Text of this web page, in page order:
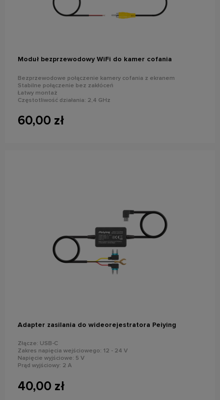
Moduł bezprzewodowy WiFi do kamer cofania
Bezprzewodowe połączenie kamery cofania z ekranem
Stabilne połączenie bez zakłóceń
Łatwy montaż
Częstotliwość działania: 2,4 GHz
60,00 zł
do koszyka
Adapter zasilania do wideorejestratora Peiying
Złącze: USB-C
Zakres napięcia wejściowego: 12 - 24 V
Napięcie wyjściowe: 5 V
Prąd wyjściowy: 2 A
40,00 zł